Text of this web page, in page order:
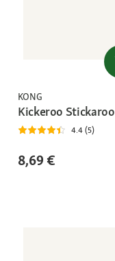
KONG
Kickeroo Stickaroo
4.4 (5)
8,69 €